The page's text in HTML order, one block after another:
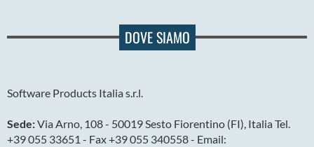
DOVE SIAMO
Software Products Italia s.r.l.
Sede:Via Arno, 108 - 50019 Sesto Fiorentino (FI), Italia Tel.
+39 055 33651 - Fax +39 055 340558 - Email: